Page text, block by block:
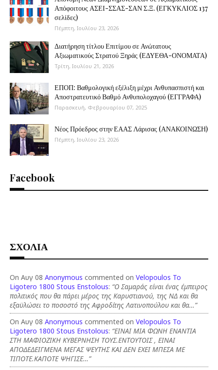
Απόφοιτους ΑΣΕΙ-ΣΣΑΣ-ΣΑΝ Σ.Ξ. (ΕΓΚΥΚΛΙΟΣ 137
σελίδες)
Πέμπτη, Ιουλίου 23, 2026
Διατήρηση τίτλου Επιτίμου σε Ανώτατους
Αξιωματικούς Στρατού Ξηράς (ΕΔΥΕΘΑ-ΟΝΟΜΑΤΑ)
Τρίτη, Ιουλίου 21, 2026
ΕΠΟΠ: Βαθμολογική εξέλιξη μέχρι Ανθυπασπιστή και
Αποστρατευτικό Βαθμό Ανθυπολοχαγού (ΕΓΓΡΑΦΑ)
Παρασκευή, Φεβρουαρίου 07, 2025
Νέος Πρόεδρος στην ΕΑΑΣ Λάρισας (ΑΝΑΚΟΙΝΩΣΗ)
Πέμπτη, Ιουλίου 23, 2026
Facebook
ΣΧΟΛΙΑ
On Αυγ 08 Anonymous commented on Velopoulos To
Ligotero 1800 Stous Enstolous: “Ο Σαμαράς είναι ένας έμπειρος
πολιτικός που θα πάρει μέρος της Καρυστιανού, της ΝΔ και θα
εξαϋλώσει το ποσοστό της Αφροδίτης Λατινοπούλου και θα…”
On Αυγ 08 Anonymous commented on Velopoulos To
Ligotero 1800 Stous Enstolous: “ΕΙΝΑΙ ΜΙΑ ΦΩΝΗ ΕΝΑΝΤΙΑ
ΣΤΗ ΜΑΦΙΟΖΙΚΗ ΚΥΒΕΡΝΗΣΗ ΤΟΥΣ.ΕΝΤΟΥΤΟΙΣ , ΕΙΝΑΙ
ΑΠΟΔΕΔΕΙΓΜΕΝΑ ΜΕΓΑΣ ΨΕΥΤΗΣ ΚΑΙ ΔΕΝ ΕΧΕΙ ΜΠΕΣΑ ΜΕ
ΤΙΠΟΤΕ.ΚΑΠΟΤΕ ΨΗΓΙΣΕ…”